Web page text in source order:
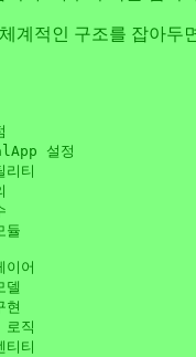
계적인 구조를 잡아
설정
티
어
직
티